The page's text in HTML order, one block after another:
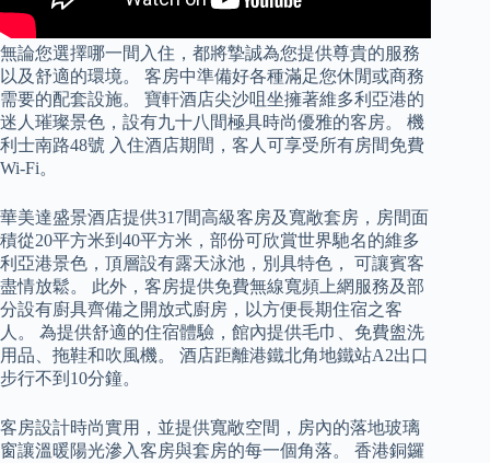
無論您選擇哪一間入住，都將摯誠為您提供尊貴的服務
以及舒適的環境。 客房中準備好各種滿足您休閒或商務
需要的配套設施。 寶軒酒店尖沙咀坐擁著維多利亞港的
迷人璀璨景色，設有九十八間極具時尚優雅的客房。 機
利士南路48號 入住酒店期間，客人可享受所有房間免費
Wi-Fi。
華美達盛景酒店提供317間高級客房及寬敞套房，房間面
積從20平方米到40平方米，部份可欣賞世界馳名的維多
利亞港景色，頂層設有露天泳池，別具特色， 可讓賓客
盡情放鬆。 此外，客房提供免費無線寬頻上網服務及部
分設有廚具齊備之開放式廚房，以方便長期住宿之客
人。 為提供舒適的住宿體驗，館內提供毛巾、免費盥洗
用品、拖鞋和吹風機。 酒店距離港鐵北角地鐵站A2出口
步行不到10分鐘。
客房設計時尚實用，並提供寬敞空間，房內的落地玻璃
窗讓溫暖陽光滲入客房與套房的每一個角落。 香港銅鑼